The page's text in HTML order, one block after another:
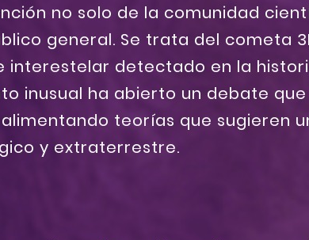
no solo de la comunidad
general. Se trata del cometa
interestelar detectado en la
inusual ha abierto un debate
teorías que sugieren
y extraterrestre.